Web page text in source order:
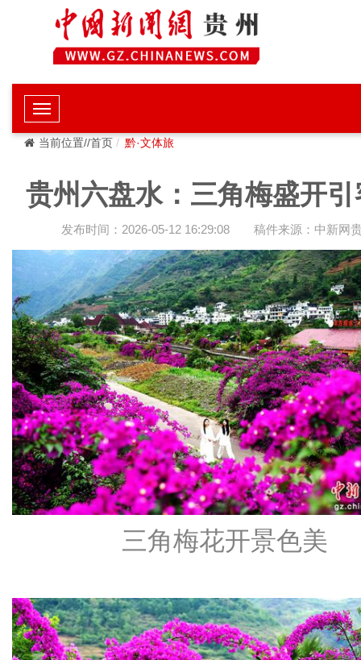
当前位置//首页 黔·文体旅
贵州六盘水：三角梅盛开
发布时间：2026-05-12 16:29:08 稿件来源：中新网
三角梅花开景色美